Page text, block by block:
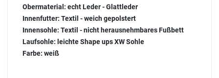
Obermaterial: echt Leder - Glattleder
Innenfutter: Textil - weich gepolstert
Innensohle: Textil - nicht herausnehmbares Fußbett
Laufsohle: leichte Shape ups XW Sohle
Farbe: weiß